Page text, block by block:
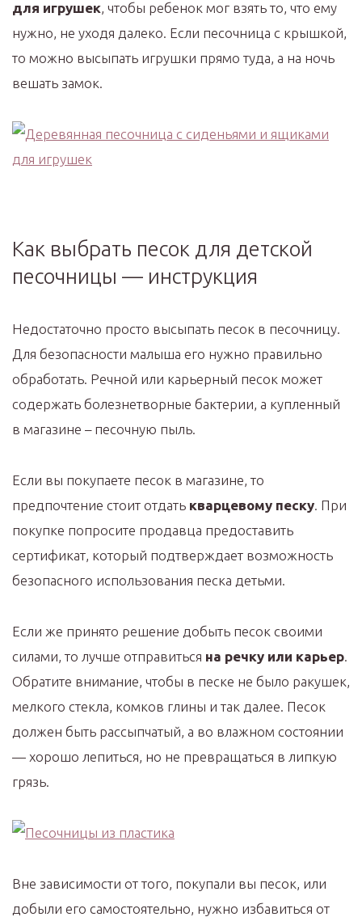
для игрушек, чтобы ребенок мог взять то, что ему
нужно, не уходя далеко. Если песочница с крышкой,
то можно высыпать игрушки прямо туда, а на ночь
вешать замок.
Как выбрать песок для детской
песочницы — инструкция
Недостаточно просто высыпать песок в песочницу.
Для безопасности малыша его нужно правильно
обработать. Речной или карьерный песок может
содержать болезнетворные бактерии, а купленный
в магазине – песочную пыль.
Если вы покупаете песок в магазине, то
предпочтение стоит отдать кварцевому песку. При
покупке попросите продавца предоставить
сертификат, который подтверждает возможность
безопасного использования песка детьми.
Если же принято решение добыть песок своими
силами, то лучше отправиться на речку или карьер.
Обратите внимание, чтобы в песке не было ракушек,
мелкого стекла, комков глины и так далее. Песок
должен быть рассыпчатый, а во влажном состоянии
— хорошо лепиться, но не превращаться в липкую
грязь.
Вне зависимости от того, покупали вы песок, или
добыли его самостоятельно, нужно избавиться от